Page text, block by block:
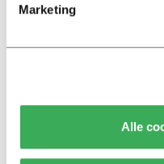
Marketing
Alle